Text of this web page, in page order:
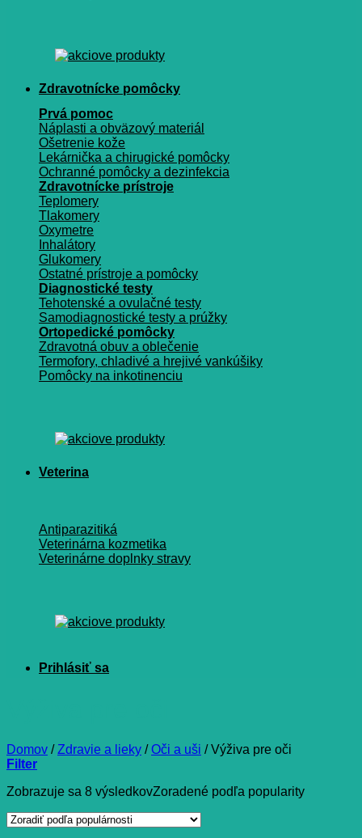
Zdravotnícke pomôcky
Prvá pomoc
Náplasti a obväzový materiál
Ošetrenie kože
Lekárnička a chirugické pomôcky
Ochranné pomôcky a dezinfekcia
Zdravotnícke prístroje
Teplomery
Tlakomery
Oxymetre
Inhalátory
Glukomery
Ostatné prístroje a pomôcky
Diagnostické testy
Tehotenské a ovulačné testy
Samodiagnostické testy a prúžky
Ortopedické pomôcky
Zdravotná obuv a oblečenie
Termofory, chladivé a hrejivé vankúšiky
Pomôcky na inkotinenciu
Veterina
Antiparazitiká
Veterinárna kozmetika
Veterinárne doplnky stravy
Domov / Zdravie a lieky / Oči a uši /Výživa pre oči
Filter
Zobrazuje sa 8 výsledkovZoradené podľa popularity